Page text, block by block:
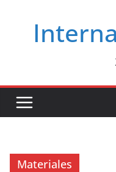
contenido
Materiales